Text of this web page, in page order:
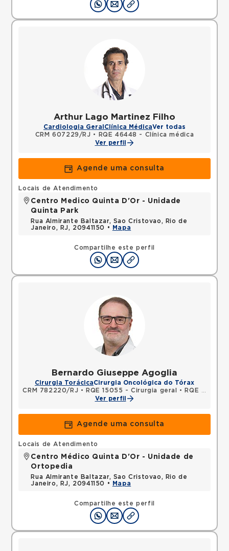
Arthur Lago Martinez Filho
Cardiologia Geral Clínica MédicaVer todas
CRM 607229/RJ •
RQE 46448 - Clínica médica
Ver perfil
Agende uma consulta
Compartilhe este perfil
Locais de Atendimento
Centro Medico Quinta D'Or - Unidade
Quinta Park
Rua Almirante Baltazar, Sao Cristovao, Rio de
Janeiro, RJ, 20941150 •
Mapa
Bernardo Giuseppe Agoglia
Cirurgia TorácicaCirurgia Oncológica do Tórax
CRM 782220/RJ • RQE 15055 - Cirurgia geral •
RQE 15056 - Cirurgia torácica
Ver perfil
Agende uma consulta
Compartilhe este perfil
Locais de Atendimento
Centro Médico Quinta D'Or - Unidade de
Ortopedia
Rua Almirante Baltazar, Sao Cristovao, Rio de
Janeiro, RJ, 20941150 •
Mapa